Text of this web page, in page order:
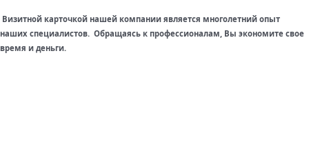
Визитной карточкой нашей компании является многолетний опыт
наших специалистов. Обращаясь к профессионалам, Вы экономите свое
время и деньги.